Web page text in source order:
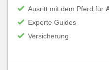
Ausritt mit dem Pferd für
Experte Guides
Versicherung